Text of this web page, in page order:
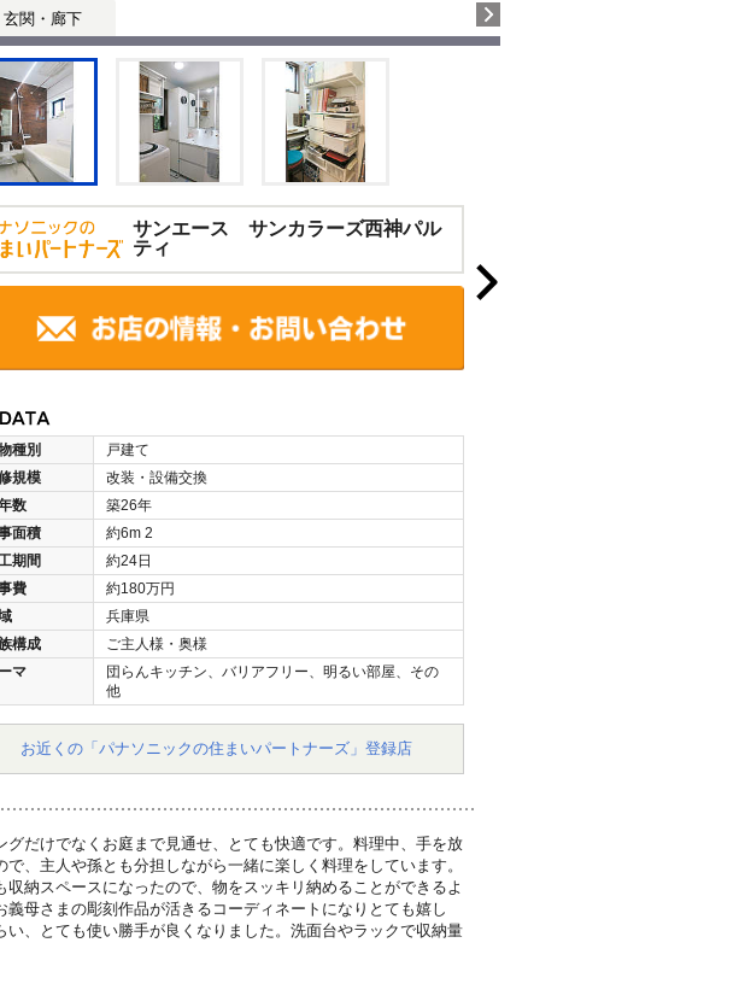
玄関・廊下
サンエース サンカラーズ西神パル
ティ
種別
戸建て
規模
改装・設備交換
数
築26年
面積
約6m 2
期間
約24日
費
約180万円
兵庫県
構成
ご主人様・奥様
マ
団らんキッチン、バリアフリー、明るい部屋、その
他
お近くの「パナソニックの住まいパートナーズ」登録店
だけでなくお庭まで見通せ、とても快適です。料理中、手を放
、主人や孫とも分担しながら一緒に楽しく料理をしています。
納スペースになったので、物をスッキリ納めることができるよ
母さまの彫刻作品が活きるコーディネートになりとても嬉し
、とても使い勝手が良くなりました。洗面台やラックで収納量